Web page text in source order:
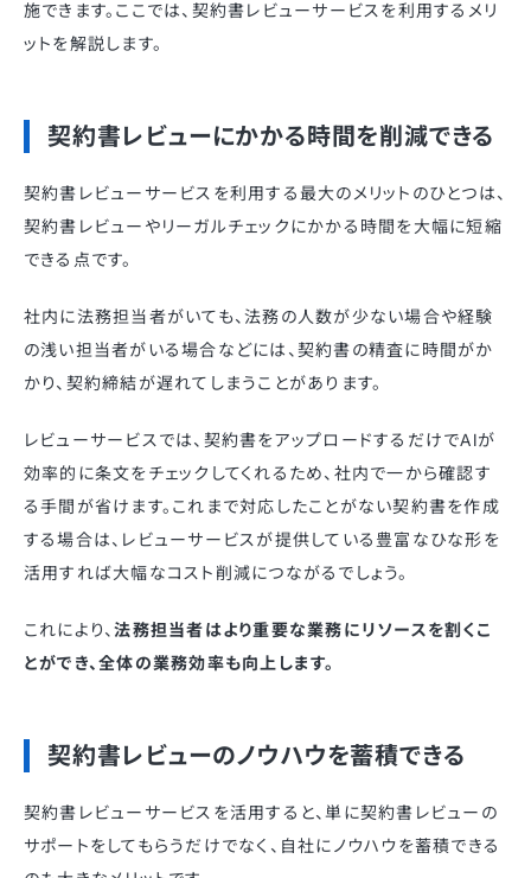
施できます。ここでは、契約書レビューサービスを利用するメリ
ットを解説します。
契約書レビューにかかる時間を削減できる
契約書レビューサービスを利用する最大のメリットのひとつは、
契約書レビューやリーガルチェックにかかる時間を大幅に短縮
できる点です。
社内に法務担当者がいても、法務の人数が少ない場合や経験
の浅い担当者がいる場合などには、契約書の精査に時間がか
かり、契約締結が遅れてしまうことがあります。
レビューサービスでは、契約書をアップロードするだけでAIが
効率的に条文をチェックしてくれるため、社内で一から確認す
る手間が省けます。これまで対応したことがない契約書を作成
する場合は、レビューサービスが提供している豊富なひな形を
活用すれば大幅なコスト削減につながるでしょう。
これにより、法務担当者はより重要な業務にリソースを割くこ
とができ、全体の業務効率も向上します。
契約書レビューのノウハウを蓄積できる
契約書レビューサービスを活用すると、単に契約書レビューの
サポートをしてもらうだけでなく、自社にノウハウを蓄積できる